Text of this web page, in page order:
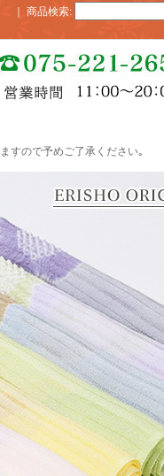
商品検索:
すので予めご了承ください｡